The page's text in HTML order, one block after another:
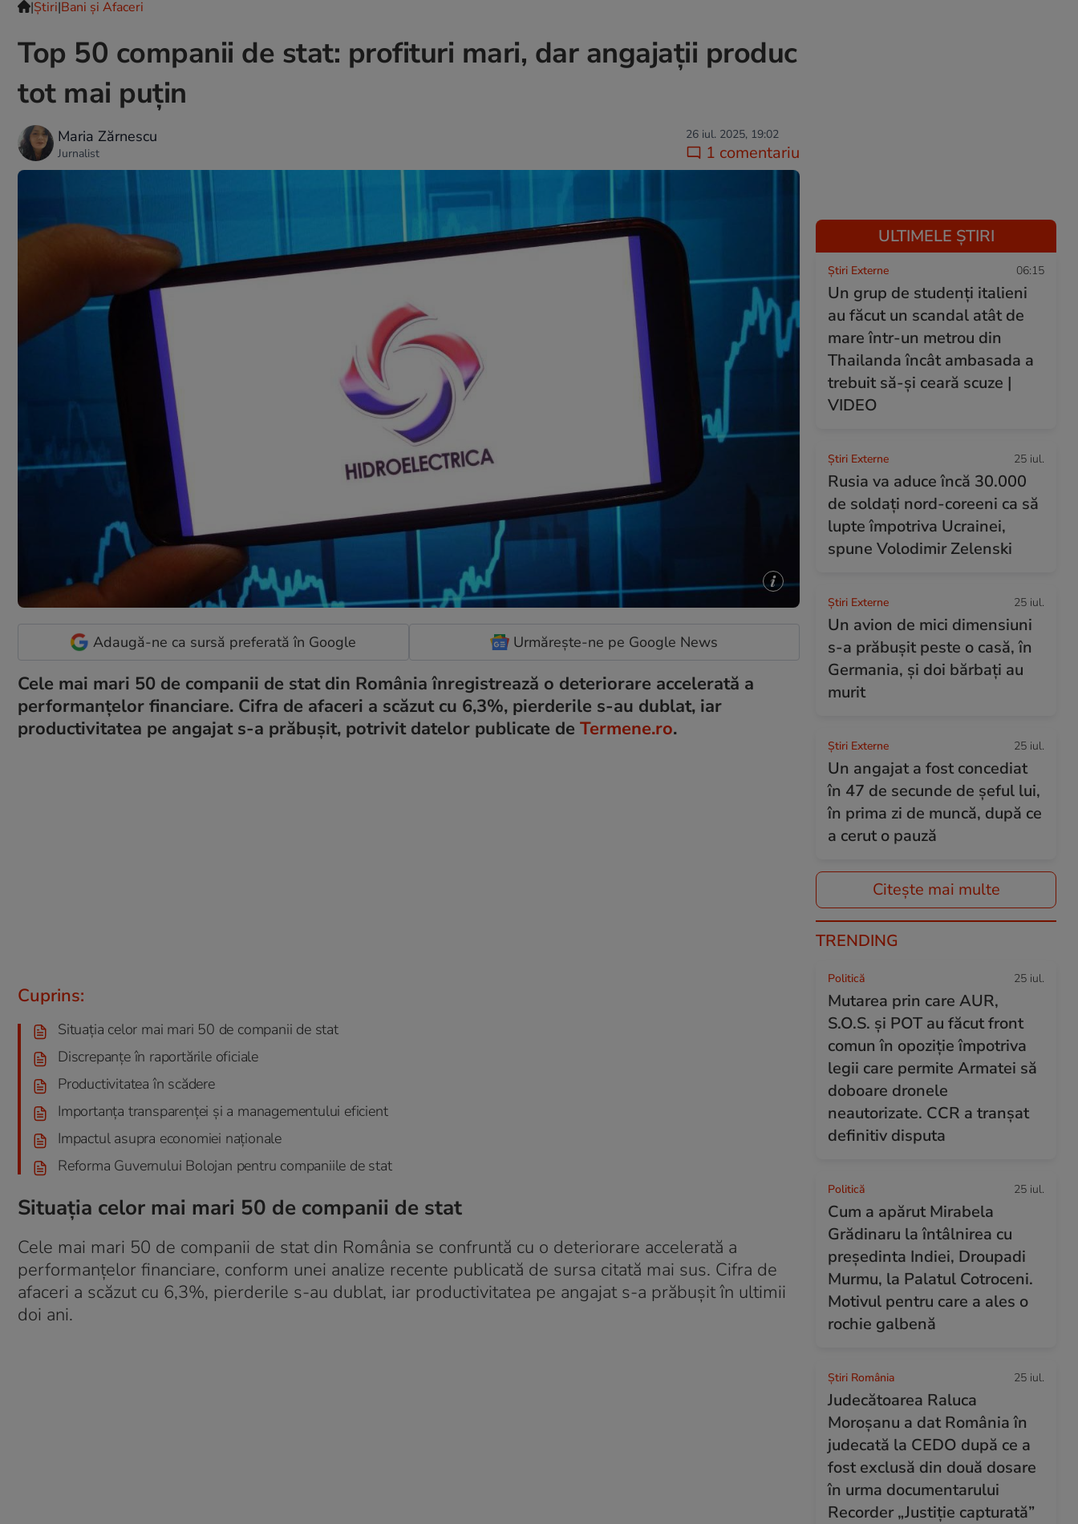
|Ştiri|Bani și Afaceri
Top 50 companii de stat: profituri mari, dar angajații produc
tot mai puțin
Maria Zărnescu
Jurnalist
26 iul. 2025, 19:02
1 comentariu
Adaugă-ne ca sursă preferată în Google Urmărește-ne pe Google News
Cele mai mari 50 de companii de stat din România înregistrează o deteriorare accelerată a
performanțelor financiare. Cifra de afaceri a scăzut cu 6,3%, pierderile s-au dublat, iar
productivitatea pe angajat s-a prăbușit, potrivit datelor publicate de Termene.ro.
Cuprins:
Situația celor mai mari 50 de companii de stat
Discrepanțe în raportările oficiale
Productivitatea în scădere
Importanța transparenței și a managementului eficient
Impactul asupra economiei naționale
Reforma Guvernului Bolojan pentru companiile de stat
Situația celor mai mari 50 de companii de stat
Cele mai mari 50 de companii de stat din România se confruntă cu o deteriorare accelerată a
performanțelor financiare, conform unei analize recente publicată de sursa citată mai sus. Cifra de
afaceri a scăzut cu 6,3%, pierderile s-au dublat, iar productivitatea pe angajat s-a prăbușit în ultimii
doi ani.
ULTIMELE ȘTIRI
Știri Externe 06:15
Un grup de studenți italieni
au făcut un scandal atât de
mare într-un metrou din
Thailanda încât ambasada a
trebuit să-și ceară scuze |
VIDEO
Știri Externe 25 iul.
Rusia va aduce încă 30.000
de soldaţi nord-coreeni ca să
lupte împotriva Ucrainei,
spune Volodimir Zelenski
Știri Externe 25 iul.
Un avion de mici dimensiuni
s-a prăbușit peste o casă, în
Germania, și doi bărbați au
murit
Știri Externe 25 iul.
Un angajat a fost concediat
în 47 de secunde de șeful lui,
în prima zi de muncă, după ce
a cerut o pauză
Citește mai multe
TRENDING
Politică 25 iul.
Mutarea prin care AUR,
S.O.S. și POT au făcut front
comun în opoziție împotriva
legii care permite Armatei să
doboare dronele
neautorizate. CCR a tranșat
definitiv disputa
Politică 25 iul.
Cum a apărut Mirabela
Grădinaru la întâlnirea cu
președinta Indiei, Droupadi
Murmu, la Palatul Cotroceni.
Motivul pentru care a ales o
rochie galbenă
Știri România 25 iul.
Judecătoarea Raluca
Moroșanu a dat România în
judecată la CEDO după ce a
fost exclusă din două dosare
în urma documentarului
Recorder „Justiție capturată”